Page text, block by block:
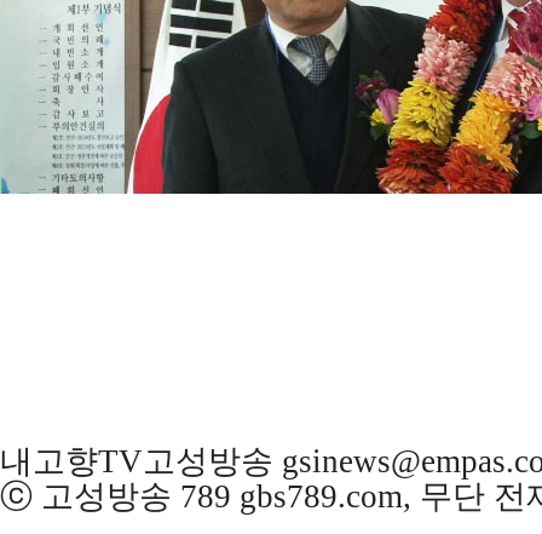
내고향TV고성방송
ⓒ 고성방송 789 gbs789.com, 무단 전